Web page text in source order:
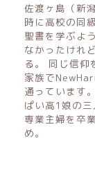
佐渡ヶ島（新
時に高校の同
聖書を学ぶよ
なかったけれ
る。 同じ信
家族で
通っています
ぱい高1娘の
専業主婦を卒
め。